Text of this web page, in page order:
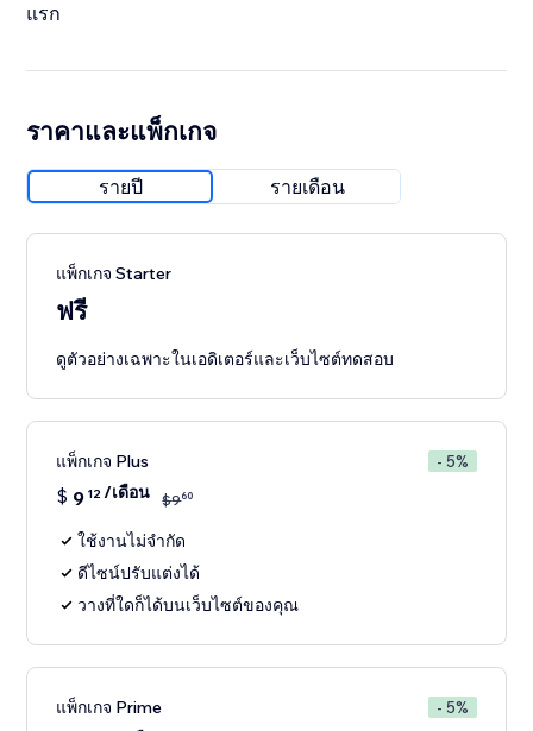
แรก
ราคาและแพ็กเกจ
รายปี รายเดือน
แพ็กเกจ Starter
ฟรี
ดูตัวอย่างเฉพาะในเอดิเตอร์และเว็บไซต์ทดสอบ
แพ็กเกจ Plus - 5%
$ 9 12/เดือน $960
ใช้งานไม่จำกัด
ดีไซน์ปรับแต่งได้
วางที่ใดก็ได้บนเว็บไซต์ของคุณ
แพ็กเกจ Prime - 5%